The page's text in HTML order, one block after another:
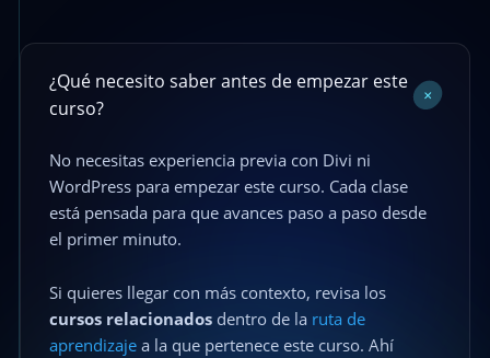
¿Qué necesito saber antes de empezar este
curso?
+
No necesitas experiencia previa con Divi ni
WordPress para empezar este curso. Cada clase
está pensada para que avances paso a paso desde
el primer minuto.
Si quieres llegar con más contexto, revisa los
cursos relacionadosdentro de la ruta de
aprendizajea la que pertenece este curso. Ahí